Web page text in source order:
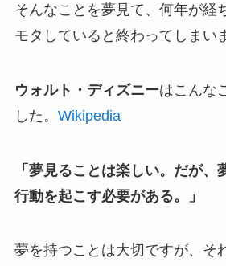
そんなことを夢見て、何年が経
モタしていると終わってしまい
ウォルト・ディズニーはこんな
した。 Wikipedia
「夢見ることは楽しい。だが、
行動を起こす必要がある。」
夢を持つことは大切ですが、そ